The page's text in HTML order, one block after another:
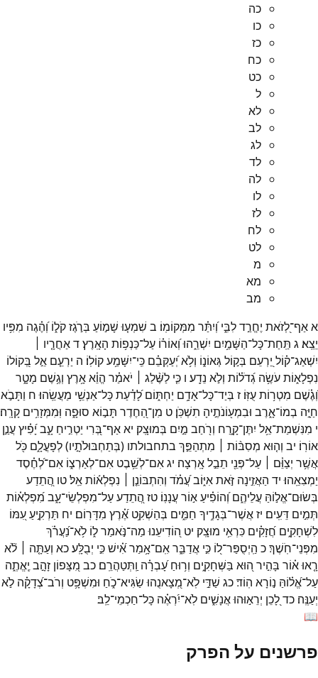
כה
כו
כז
כח
כט
ל
לא
לב
לג
לד
לה
לו
לז
לח
לט
מ
מא
מב
אאַף־לְ֭זֹאת יֶחֱרַ֣דלִבִּ֑י וְ֝יִתַּ֗ר מִמְּקוֹמֽוֹ׃ ב שִׁמְע֤וּ שָׁמ֣וֹעַ בְּרֹ֣גֶזקֹל֑וֹ וְ֝הֶ֗גֶה מִפִּ֥יו
יֵצֵֽא׃ג תַּֽחַת־כָּל־הַשָּׁמַ֥יִם יִשְׁרֵ֑הוּוְ֝אוֹר֗וֹ עַל־כַּנְפ֥וֹת הָאָֽרֶץ׃דאַחֲרָ֤יו ׀
יִשְׁאַג־ק֗וֹל יַ֭רְעֵם בְּק֣וֹלגְּאוֹנ֑וֹ וְלֹ֥איְ֝עַקְּבֵ֗ם כִּֽי־יִשָּׁמַ֥עקוֹלֽוֹ׃ ה יַרְעֵ֤ם אֵ֣ל בְּ֭קוֹלוֹ
נִפְלָא֑וֹתעֹשֶׂ֥ה גְ֝דֹל֗וֹת וְלֹ֣א נֵדָֽע׃ ו כִּ֤י לַשֶּׁ֨לַג ׀ יֹאמַ֗ר הֱוֵ֫אאָ֥רֶץ וְגֶ֥שֶׁם מָטָ֑ר
וְ֝גֶ֗שֶׁם מִטְר֥וֹתעֻזּֽוֹ׃ ז בְּיַד־כָּל־אָדָ֥ם יַחְתּ֑וֹם לָ֝דַ֗עַתכָּל־אַנְשֵׁ֥י מַעֲשֵֽׂהוּ׃ ח וַתָּבֹ֣א
חַיָּ֣ה בְמוֹ־אָ֑רֶב וּבִמְע֖וֹנֹתֶ֣יהָ תִשְׁכֹּֽן׃ ט מִן־הַ֭חֶדֶר תָּב֣וֹא סוּפָ֑ה וּֽמִמְּזָרִ֥ים קָרָֽה׃
י מִנִּשְׁמַת־אֵ֥ל יִתֶּן־קָ֑רַח וְרֹ֖חַב מַ֣יִם בְּמוּצָֽק׃ יאאַף־בְּ֭רִי יַטְרִ֣יחַ עָ֑ביָ֝פִ֗יץעֲנַ֣ן
אוֹרֽוֹ׃ יב וְה֤וּא מְסִבּ֨וֹת ׀ מִתְהַפֵּ֣ךְ בתחבולתו (בְּתַחְבּוּלֹתָ֣יו)לְפָעֳלָ֑ם כֹּ֖ל
אֲשֶׁ֥ר יְצַוֵּ֓ם ׀ עַל־פְּנֵ֖י תֵבֵ֣לאָֽרְצָה׃ יגאִם־לְשֵׁ֥בֶט אִם־לְאַרְצ֑וֹ אִם־לְ֝חֶ֗סֶד
יַמְצִאֵֽהוּ׃ יד הַאֲזִ֣ינָה זֹּ֣אתאִיּ֑וֹבעֲ֝מֹ֗ד וְהִתְבּוֹנֵ֤ן ׀ נִפְלְא֬וֹתאֵֽל׃טו הֲ֭תֵדַע
בְּשׂוּם־אֱל֣וֹהַּ עֲלֵיהֶ֑ם וְ֝הוֹפִ֗יעַא֣וֹרעֲנָנֽוֹ׃ טז הֲ֭תֵדַעעַל־מִפְלְשֵׂי־עָ֑במִ֝פְלְא֗וֹת
תְּמִ֣ים דֵּעִֽים׃ יזאֲשֶׁר־בְּגָדֶ֥יךָ חַמִּ֑ים בְּהַשְׁקִ֥ט אֶ֝֗רֶץ מִדָּרֽוֹם׃ יח תַּרְקִ֣יעַעִ֭מּוֹ
לִשְׁחָקִ֑ים חֲ֝זָקִ֗ים כִּרְאִ֥י מוּצָֽק׃ יט ה֭וֹדִיעֵנוּ מַה־נֹּ֣אמַרל֑וֹ לֹ֥א־נַ֝עֲרֹ֗ךְ
מִפְּנֵי־חֹֽשֶׁךְ׃כ הַֽיְסֻפַּר־ל֭וֹ כִּ֣י אֲדַבֵּ֑ראִֽם־אָ֥מַראִ֝֗ישׁכִּ֣י יְבֻלָּֽע׃כא וְעַתָּ֤ה ׀
לֹ֘א
רָ֤אוּא֗וֹר בָּהִ֣יר ה֭וּא בַּשְּׁחָקִ֑ים וְר֥וּחַ עָ֝בְרָ֗ה וַֽתְּטַהֲרֵֽם׃ כב מִ֭צָּפוֹן זָהָ֣ב יֶֽאֱתֶ֑ה
עַל־אֱ֝ל֗וֹהַּ נ֣וֹרָא הֽוֹד׃כג שַׁדַּ֣י לֹֽא־מְ֭צָאנֻהוּ שַׂגִּיא־כֹ֑חַ וּמִשְׁפָּ֥ט וְרֹב־צְ֝דָקָ֗ה לֹ֣א
יְעַנֶּֽה׃ כדלָ֭כֵן יְרֵא֣וּהוּאֲנָשִׁ֑ים לֹֽא־יִ֝רְאֶ֗ה כָּל־חַכְמֵי־לֵֽב׃
📖
פרשנים על הפרק